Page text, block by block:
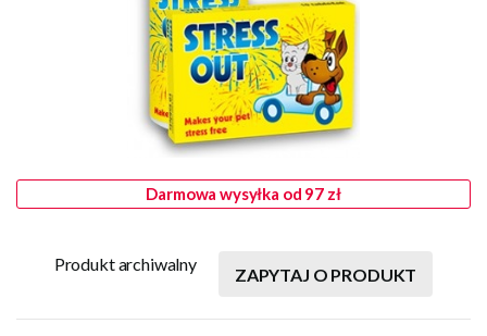
Darmowa wysyłka od 97 zł
Produkt archiwalny
ZAPYTAJ O PRODUKT